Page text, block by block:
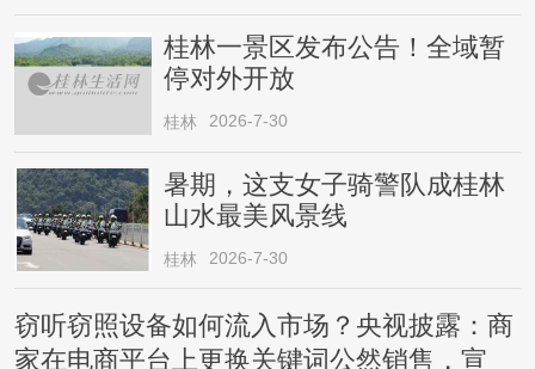
桂林一景区发布公告！全域暂
停对外开放
桂林 2026-7-30
暑期，这支女子骑警队成桂林
山水最美风景线
桂林 2026-7-30
窃听窃照设备如何流入市场？央视披露：商
家在电商平台上更换关键词公然销售，宣